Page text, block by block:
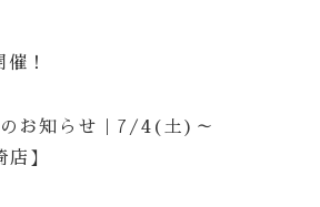
催！
お知らせ｜7/4(土)～
】